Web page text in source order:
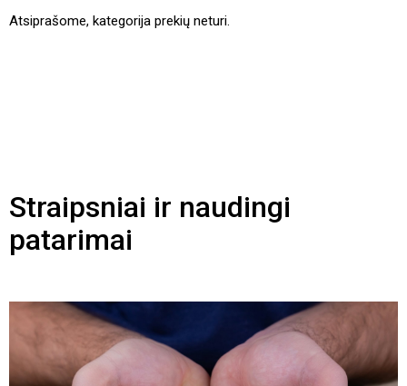
Atsiprašome, kategorija prekių neturi.
Straipsniai ir naudingi
patarimai